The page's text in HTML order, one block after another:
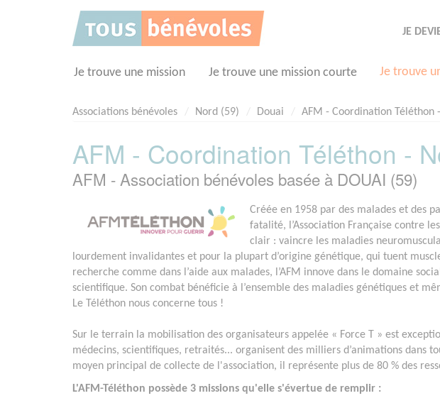
JE
Je trouve une mission Je trouve une mission courte Je trouve
Associations bénévoles Nord (59) Douai AFM - Coordination Téléthon
AFM - Coordination Téléthon -
AFM - Association bénévoles basée à DOUAI (59)
Créée en 1958 par des malades et des
fatalité, l’Association Française contre
clair : vaincre les maladies
lourdement invalidantes et pour la plupart d’origine génétique, qui tuent
recherche comme dans l’aide aux malades, l’AFM innove dans le domaine
scientifique. Son combat bénéficie à l’ensemble des maladies génétiques et
Le Téléthon nous concerne tous !
Sur le terrain la mobilisation des organisateurs appelée « Force T » est
médecins, scientifiques, retraités... organisent des milliers d’animations dans
moyen principal de collecte de l'association, il représente plus de 80 % des
L'AFM-Téléthon possède 3 missions qu'elle s'évertue de remplir :